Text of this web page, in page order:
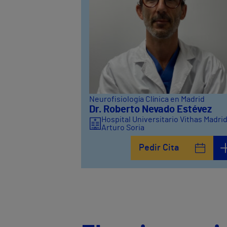
Neurofisiología Clínica en Madrid
Dr. Roberto Nevado Estévez
Hospital Universitario Vithas Madrid
Arturo Soria
Pedir Cita